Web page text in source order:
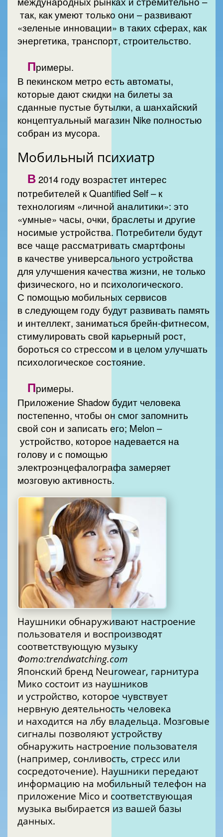
так, как умеют только они – развивают
«зеленые инновации» в таких сферах, как
энергетика, транспорт, строительство.
Примеры.
В пекинском метро есть автоматы,
которые дают скидки на билеты за
сданные пустые бутылки, а шанхайский
концептуальный магазин Nike полностью
собран из мусора.
Мобильный психиатр
В2014 году возрастет интерес
потребителей к Quantified Self – к
технологиям «личной аналитики»: это
«умные» часы, очки, браслеты и другие
носимые устройства. Потребители будут
все чаще рассматривать смартфоны
в качестве универсального устройства
для улучшения качества жизни, не только
физического, но и психологического.
С помощью мобильных сервисов
в следующем году будут развивать память
и интеллект, заниматься брейн-фитнесом,
стимулировать свой карьерный рост,
бороться со стрессом и в целом улучшать
психологическое состояние.
Примеры.
Приложение Shadow будит человека
постепенно, чтобы он смог запомнить
свой сон и записать его; Melon –
устройство, которое надевается на
голову и с помощью
электроэнцефалографа замеряет
мозговую активность.
Наушники обнаруживают настроение
пользователя и воспроизводят
соответствующую музыку
Фото:trendwatching.com
Японский бренд Neurowear, гарнитура
Мико состоит из наушников
и устройство, которое чувствует
нервную деятельность человека
и находится на лбу владельца. Мозговые
сигналы позволяют устройству
обнаружить настроение пользователя
(например, сонливость, стресс или
сосредоточение). Наушники передают
информацию на мобильный телефон на
приложение Mico и соответствующая
музыка выбирается из вашей базы
данных.